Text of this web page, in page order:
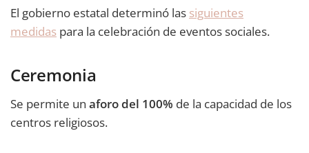
El gobierno estatal determinó las siguientes
medidas para la celebración de eventos sociales.
Ceremonia
Se permite un aforo del 100% de la capacidad de los
centros religiosos.